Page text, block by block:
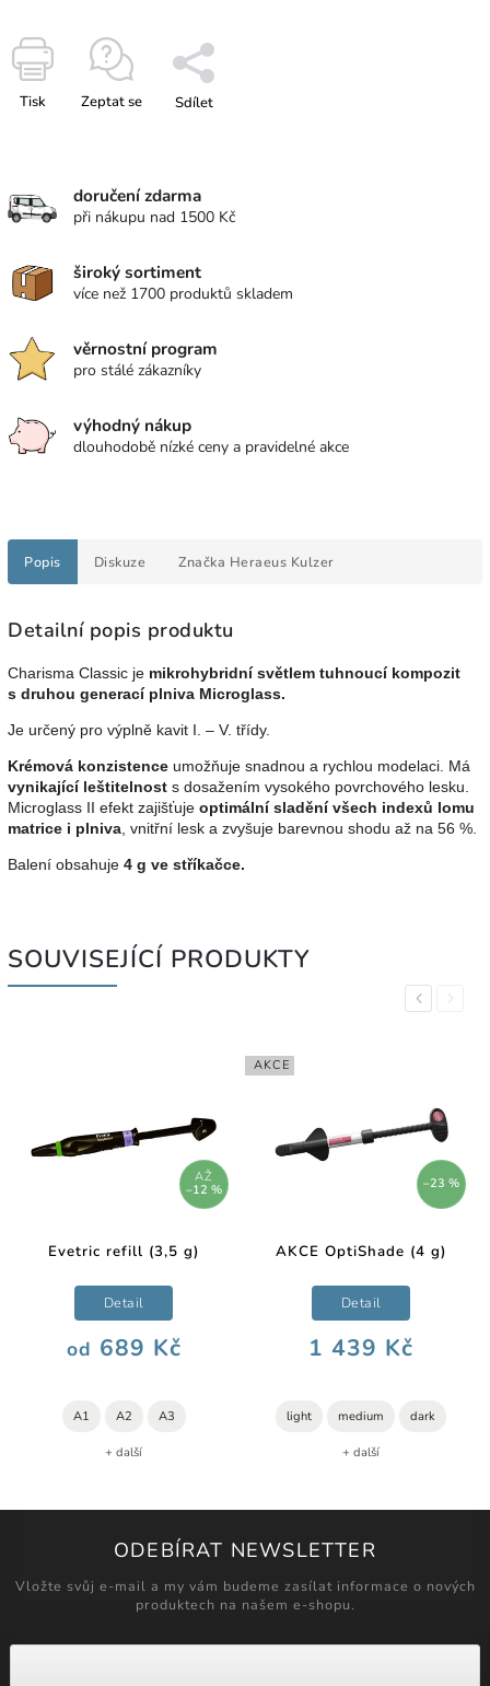
Tisk Zeptat se Sdílet
doručení zdarma
při nákupu nad 1500 Kč
široký sortiment
více než 1700 produktů skladem
věrnostní program
pro stálé zákazníky
výhodný nákup
dlouhodobě nízké ceny a pravidelné akce
Popis Diskuze Značka Heraeus Kulzer
Detailní popis produktu
Charisma Classic je mikrohybridní světlem tuhnoucí kompozit
s druhou generací plniva Microglass.
Je určený pro výplně kavit I. – V. třídy.
Krémová konzistence umožňuje snadnou a rychlou modelaci. Má
vynikající leštitelnost s dosažením vysokého povrchového lesku.
Microglass II efekt zajišťuje optimální sladění všech indexů lomu
matrice i plniva, vnitřní lesk a zvyšuje barevnou shodu až na 56 %.
Balení obsahuje 4 g ve stříkačce.
SOUVISEJÍCÍ PRODUKTY
Previous
AŽ
–12 %
Evetric refill (3,5 g)
od 689 Kč
Detail
A1 A2 A3
+ další
AKCE
–23 %
AKCE OptiShade (4 g)
1 439 Kč
Detail
light medium dark
+ další
Next
ODEBÍRAT NEWSLETTER
Vložte svůj e-mail a my vám budeme zasílat informace o nových
produktech na našem e-shopu.